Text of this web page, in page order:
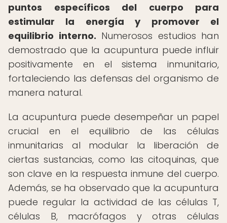
puntos específicos del cuerpo para
estimular la energía y promover el
equilibrio interno. Numerosos estudios han
demostrado que la acupuntura puede influir
positivamente en el sistema inmunitario,
fortaleciendo las defensas del organismo de
manera natural.
La acupuntura puede desempeñar un papel
crucial en el equilibrio de las células
inmunitarias al modular la liberación de
ciertas sustancias, como las citoquinas, que
son clave en la respuesta inmune del cuerpo.
Además, se ha observado que la acupuntura
puede regular la actividad de las células T,
células B, macrófagos y otras células